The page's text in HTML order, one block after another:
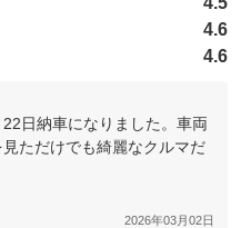
4.6
4.6
日納車になりました。車両
ただけでも綺麗なクルマだ
2026年03月02日